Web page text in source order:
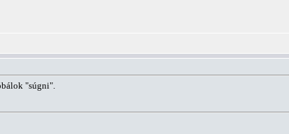
"súgni".